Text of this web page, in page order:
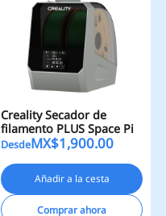
Creality Secador de
filamento PLUS Space Pi
DesdeMX$1,900.00
Añadir a la cesta
Comprar ahora